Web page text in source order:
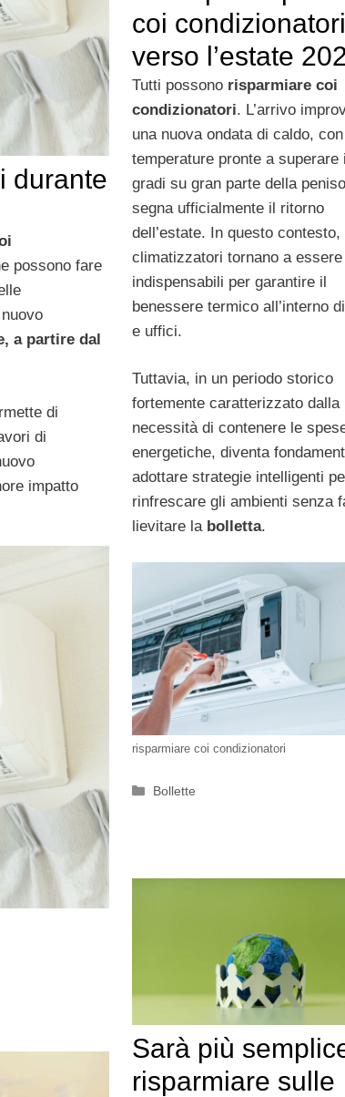
durante
possono fare
a partire dal
di
di
impatto
coi condizionatori
verso l’estate
Tutti possono risparmiare coi
condizionatori. L’arrivo
una nuova ondata di caldo, con
temperature pronte a superare
gradi su gran parte della
segna ufficialmente il ritorno
dell’estate. In questo contesto,
climatizzatori tornano a
indispensabili per garantire il
benessere termico all’interno
e uffici.
Tuttavia, in un periodo storico
fortemente caratterizzato dalla
necessità di contenere le
energetiche, diventa
adottare strategie intelligenti
rinfrescare gli ambienti senza
lievitare la bolletta.
risparmiare coi condizionatori
Categorie
Bollette
Sarà più
risparmiare sulle